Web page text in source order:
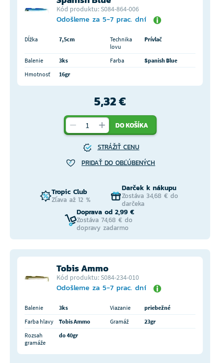
Kód produktu: S084-864-006
Odošleme za 5-7 prac. dní
Dĺžka 7,5cm
Technika
lovu
Prívlač
Balenie 3ks Farba
Spanish Blue
Hmotnosť
16gr
5,32 €
DO KOŠÍKA
STRÁŽIŤ CENU
PRIDAŤ DO OBĽÚBENÝCH
Tropic Club
Zľava až 12 %
Darček k nákupu
Zostáva 34,68 € do
darčeka
Doprava od 2,99 €
Zostáva 74,68 € do
dopravy zadarmo
Tobis Ammo
Kód produktu: S084-234-010
Odošleme za 5-7 prac. dní
Balenie 3ks Viazanie
priebežné
Farba hlavy
Tobis Ammo Gramáž
23gr
Rozsah
gramáže
do 40gr